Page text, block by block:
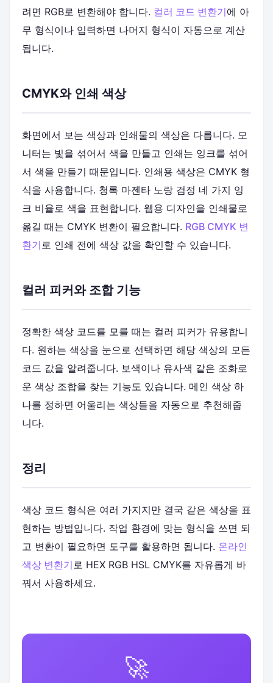
려면 RGB로 변환해야 합니다. 컬러 코드 변환기에 아
무 형식이나 입력하면 나머지 형식이 자동으로 계산
됩니다.
CMYK와 인쇄 색상
화면에서 보는 색상과 인쇄물의 색상은 다릅니다. 모
니터는 빛을 섞어서 색을 만들고 인쇄는 잉크를 섞어
서 색을 만들기 때문입니다. 인쇄용 색상은 CMYK 형
식을 사용합니다. 청록 마젠타 노랑 검정 네 가지 잉
크 비율로 색을 표현합니다. 웹용 디자인을 인쇄물로
옮길 때는 CMYK 변환이 필요합니다. RGB CMYK 변
환기로 인쇄 전에 색상 값을 확인할 수 있습니다.
컬러 피커와 조합 기능
정확한 색상 코드를 모를 때는 컬러 피커가 유용합니
다. 원하는 색상을 눈으로 선택하면 해당 색상의 모든
코드 값을 알려줍니다. 보색이나 유사색 같은 조화로
운 색상 조합을 찾는 기능도 있습니다. 메인 색상 하
나를 정하면 어울리는 색상들을 자동으로 추천해줍
니다.
정리
색상 코드 형식은 여러 가지지만 결국 같은 색상을 표
현하는 방법입니다. 작업 환경에 맞는 형식을 쓰면 되
고 변환이 필요하면 도구를 활용하면 됩니다. 온라인
색상 변환기로 HEX RGB HSL CMYK를 자유롭게 바
꿔서 사용하세요.
🚀